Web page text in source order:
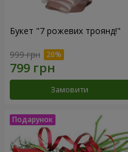
Букет "7 рожевих троянд!"
999 грн
Замовити